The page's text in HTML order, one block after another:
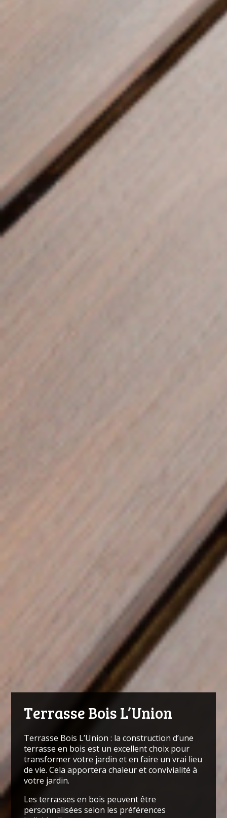
Terrasse Bois L’Union
Terrasse Bois L’Union : la construction d’une
terrasse en bois est un excellent choix pour
transformervotre jardin et en faire un vrai lieu
de vie. Cela apportera chaleur et convivialité à
votre jardin.
Les terrasses en bois peuvent être
personnalisées selon les préférences